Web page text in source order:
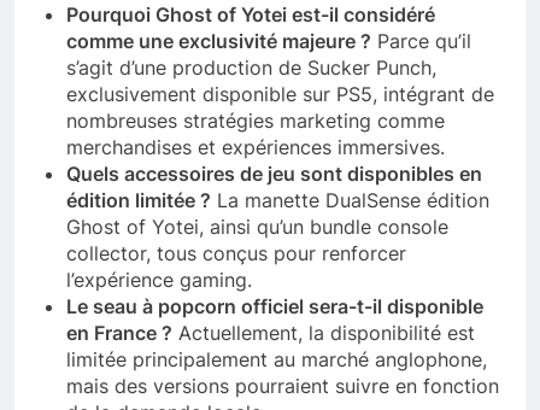
Pourquoi Ghost of Yotei est-il considéré
comme une exclusivité majeure ? Parce qu’il
s’agit d’une production de Sucker Punch,
exclusivement disponible sur PS5, intégrant de
nombreuses stratégies marketing comme
merchandises et expériences immersives.
Quels accessoires de jeu sont disponibles en
édition limitée ? La manette DualSense édition
Ghost of Yotei, ainsi qu’un bundle console
collector, tous conçus pour renforcer
l’expérience gaming.
Le seau à popcorn officiel sera-t-il disponible
en France ? Actuellement, la disponibilité est
limitée principalement au marché anglophone,
mais des versions pourraient suivre en fonction